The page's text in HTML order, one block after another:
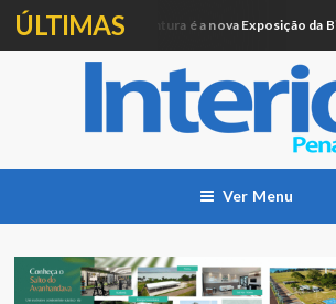
ÚLTIMAS
Artesanato e Pintura é a nova Exposição da
Ver Menu